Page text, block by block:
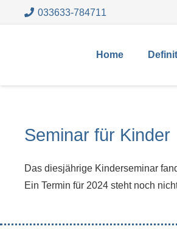
033633-784711
Home
Seminar für Kinder
Das diesjährige Kinderseminar
Ein Termin für 2024 steht noch